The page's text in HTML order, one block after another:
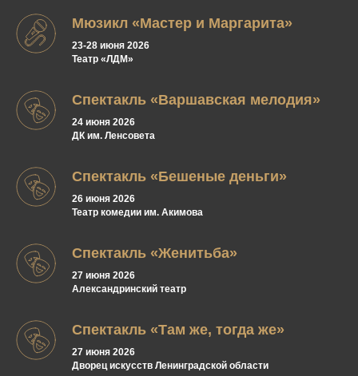
Мюзикл «Мастер и Маргарита»
23-28 июня 2026
Театр «ЛДМ»
Спектакль «Варшавская мелодия»
24 июня 2026
ДК им. Ленсовета
Спектакль «Бешеные деньги»
26 июня 2026
Театр комедии им. Акимова
Спектакль «Женитьба»
27 июня 2026
Александринский театр
Спектакль «Там же, тогда же»
27 июня 2026
Дворец искусств Ленинградской области